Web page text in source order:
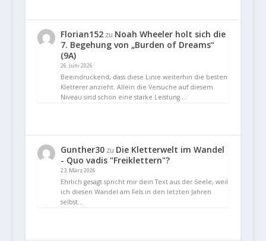
Florian152zu Noah Wheeler holt sich die
7. Begehung von „Burden of Dreams“
(9A)
26. Juni 2026
Beeindruckend, dass diese Linie weiterhin die besten
Kletterer anzieht. Allein die Versuche auf diesem
Niveau sind schon eine starke Leistung.…
Gunther30zu Die Kletterwelt im Wandel
- Quo vadis "Freiklettern"?
23. März 2026
Ehrlich gesagt spricht mir dein Text aus der Seele, weil
ich diesen Wandel am Fels in den letzten Jahren
selbst…